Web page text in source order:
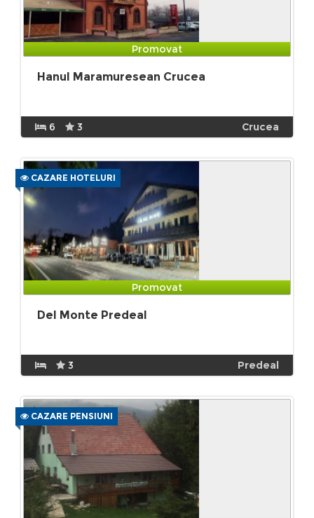
Promovat
Hanul Maramuresean Crucea
6 3 Crucea
CAZARE HOTELURI
Promovat
Del Monte Predeal
3 Predeal
CAZARE PENSIUNI